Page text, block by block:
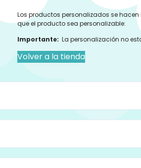
Los productos personalizados se
que el producto sea personalizable:
Importante: La personalización no
Volver a la tienda